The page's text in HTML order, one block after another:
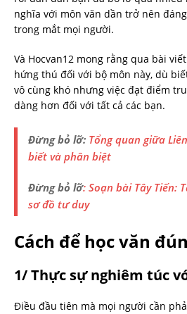
nghĩa với môn văn dần trở nên
trong mắt mọi người.
Và Hocvan12 mong rằng qua bài
hứng thú đối với bộ môn này, dù
vô cùng khó nhưng việc đạt điểm
dàng hơn đối với tất cả các bạn.
Đừng bỏ lỡ: Tổngquan giữa
biết và phân biệt
Đừng bỏ lỡ: Soạn bài Tây Tiến:
sơ đồ tư duy
Cách để học văn
1/ Thực sự nghiêm túc
Điều đầu tiên mà mọi người cần